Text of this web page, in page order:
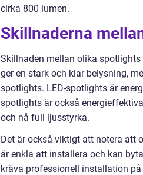
cirka 800 lumen.
Skillnaderna
Skillnaden mellan olika
ger en stark och klar belysning,
spotlights. LED-spotlights är
spotlights är också
och nå full ljusstyrka.
Det är också viktigt att notera att
är enkla att installera och kan
kräva professionell installation